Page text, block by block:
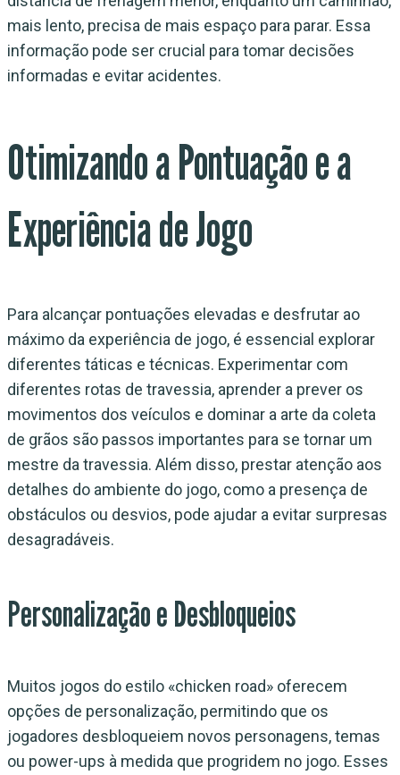
mais lento, precisa de mais espaço para parar. Essa
informação pode ser crucial para tomar decisões
informadas e evitar acidentes.
Otimizando a Pontuação e a
Experiência de Jogo
Para alcançar pontuações elevadas e desfrutar ao
máximo da experiência de jogo, é essencial explorar
diferentes táticas e técnicas. Experimentar com
diferentes rotas de travessia, aprender a prever os
movimentos dos veículos e dominar a arte da coleta
de grãos são passos importantes para se tornar um
mestre da travessia. Além disso, prestar atenção aos
detalhes do ambiente do jogo, como a presença de
obstáculos ou desvios, pode ajudar a evitar surpresas
desagradáveis.
Personalização e Desbloqueios
Muitos jogos do estilo «chicken road» oferecem
opções de personalização, permitindo que os
jogadores desbloqueiem novos personagens, temas
ou power-ups à medida que progridem no jogo. Esses